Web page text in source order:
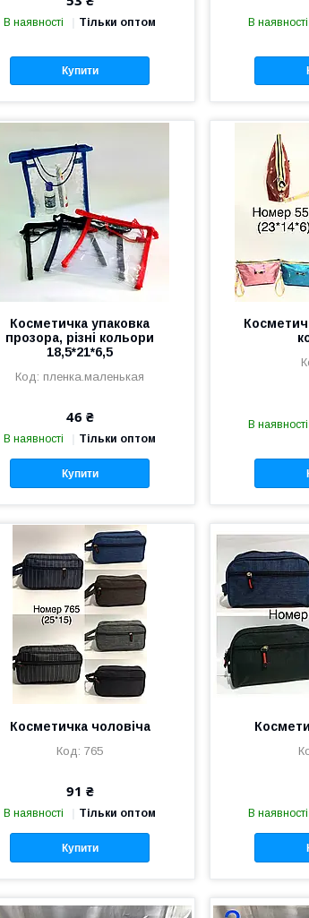
В наявності Тільки оптом
Купити
В наявності
Косметичка упаковка
прозора, різні кольори
18,5*21*6,5
пленка.маленькая
46 ₴
В наявності Тільки оптом
Купити
В наявності
Косметичка чоловіча
765
91 ₴
В наявності Тільки оптом
Купити
В наявності